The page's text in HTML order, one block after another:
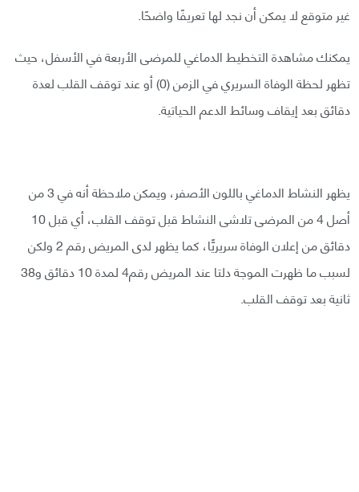
غير متوقع لا يمكن أن نجد لها تعريفًا واضحًا.
يمكنك مشاهدة التخطيط الدماغي للمرضى الأربعة في الأسفل، حيث
تظهر لحظة الوفاة السريري في الزمن (0) أو عند توقف القلب لعدة
دقائق بعد إيقاف وسائط الدعم الحياتية.
يظهر النشاط الدماغي باللون الأصفر، ويمكن ملاحظة أنه في 3 من
أصل 4 من المرضى تلاشى النشاط قبل توقف القلب، أي قبل 10
دقائق من إعلان الوفاة سريريًّا، كما يظهر لدى المريض رقم 2 ولكن
لسبب ما ظهرت الموجة دلتا عند المريض رقم4 لمدة 10 دقائق و38
ثانية بعد توقف القلب.